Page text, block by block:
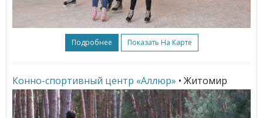
Подробнее Показать На Карте
Конно-спортивный центр «Аллюр» • Житомир